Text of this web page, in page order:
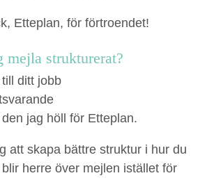
Etteplan, för förtroendet!
strukturerat?
ditt jobb
jag höll för Etteplan.
att skapa bättre struktur i hur du
herre över mejlen istället för